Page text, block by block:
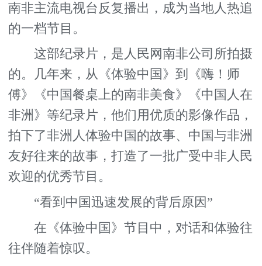
南非主流电视台反复播出，成为当地人热追
的一档节目。
这部纪录片，是人民网南非公司所拍摄
的。几年来，从《体验中国》到《嗨！师
傅》《中国餐桌上的南非美食》《中国人在
非洲》等纪录片，他们用优质的影像作品，
拍下了非洲人体验中国的故事、中国与非洲
友好往来的故事，打造了一批广受中非人民
欢迎的优秀节目。
“看到中国迅速发展的背后原因”
在《体验中国》节目中，对话和体验往
往伴随着惊叹。